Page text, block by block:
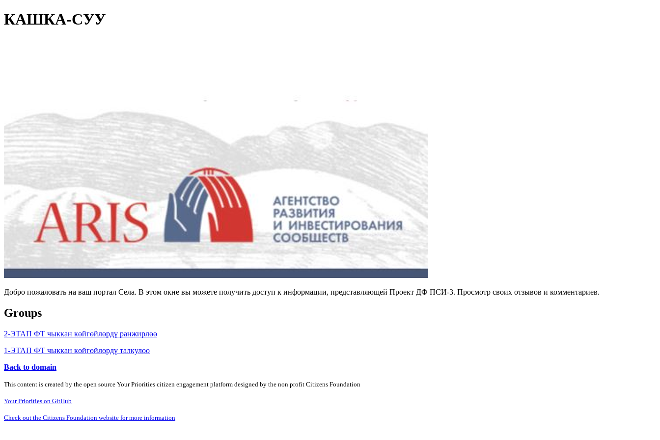
КАШКА-СУУ
Добро пожаловать на ваш портал Села. В этом окне вы можете получить доступ к информации, представляющей Проект ДФ ПСИ-3. Просмотр своих отзывов и комментариев.
Groups
2-ЭТАП ФТ чыккан көйгөйлөрдү ранжирлөө
1-ЭТАП ФТ чыккан көйгөйлөрдү талкулоо
Back to domain
This content is created by the open source Your Priorities citizen engagement platform designed by the non profit Citizens Foundation
Your Priorities on GitHub
Check out the Citizens Foundation website for more information